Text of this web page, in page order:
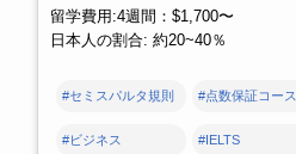
留学費用:4週間：$1,700〜
日本人の割合: 約20~40％
#セミスパルタ規則 #点数保証コース
#ビジネス #IELTS